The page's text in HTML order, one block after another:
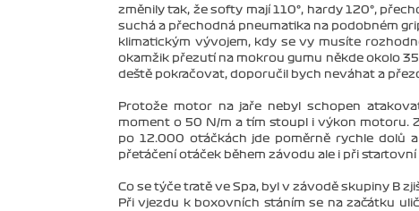
změnily tak, že softy mají 110°, hardy 120°,
suchá a přechodná pneumatika na podobném
klimatickým vývojem, kdy se vy musíte
okamžik přezutí na mokrou gumu někde okolo
deště pokračovat, doporučil bych neváhat a
Protože motor na jaře nebyl schopen
moment o 50 N/m a tím stoupl i výkon motoru.
po 12.000 otáčkách jde poměrně rychle dolů
přetáčení otáček během závodu ale i při startovní
Co se týče tratě ve Spa, byl v závodě skupiny B
Při vjezdu k boxovních stáním se na začátku